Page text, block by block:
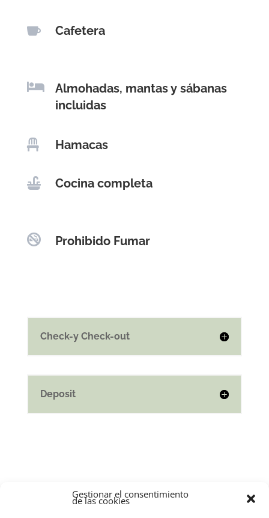
Gestionar el consentimiento
de las cookies
 Cafetera

Almohadas, mantas y sábanas
incluidas
 Hamacas
 Cocina completa
 Prohibido Fumar
Check-y Check-out
Deposit